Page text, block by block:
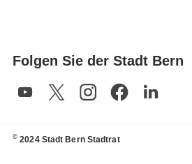
Folgen Sie der Stadt Bern
© 2024 Stadt Bern Stadtrat